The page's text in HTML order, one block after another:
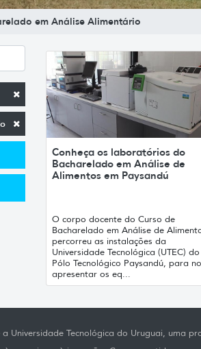
em Análise Alimentário
Conheça os laboratórios do
Bacharelado em Análise de
Alimentos em Paysandú
O corpo docente do Curso de
Bacharelado em Análise de
percorreu as instalações da
Universidade Tecnológica (UTEC) do
Pólo Tecnológico Paysandú, para
apresentar os eq...
a Universidade Tecnológica do Uruguai, uma